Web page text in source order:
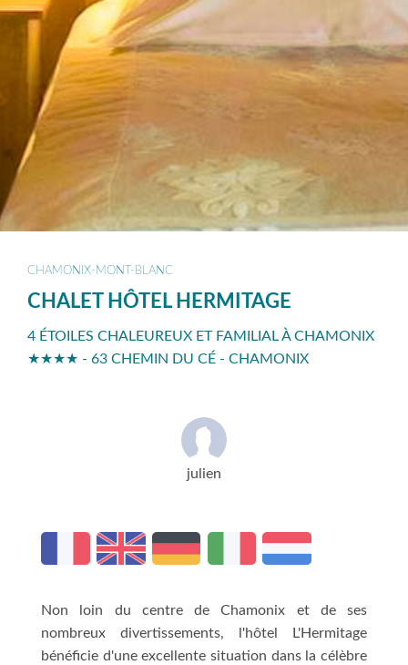
CHAMONIX-MONT-BLANC
CHALET HÔTEL HERMITAGE
4 ÉTOILES CHALEUREUX ET FAMILIAL À CHAMONIX
★★★★ - 63 CHEMIN DU CÉ - CHAMONIX
julien
Non loin du centre de Chamonix et de ses
nombreux divertissements, l'hôtel L'Hermitage
bénéficie d'une excellente situation dans la célèbre